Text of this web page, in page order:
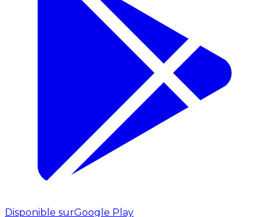
Disponible surGoogle Play